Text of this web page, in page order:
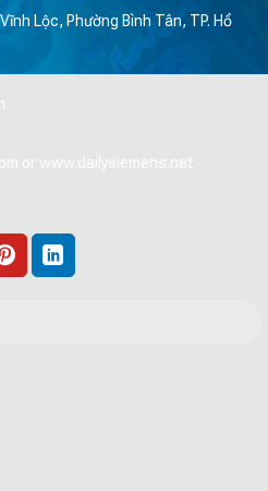
Lộc, Phường Bình Tân, TP. Hồ
or www.dailysiemens.net